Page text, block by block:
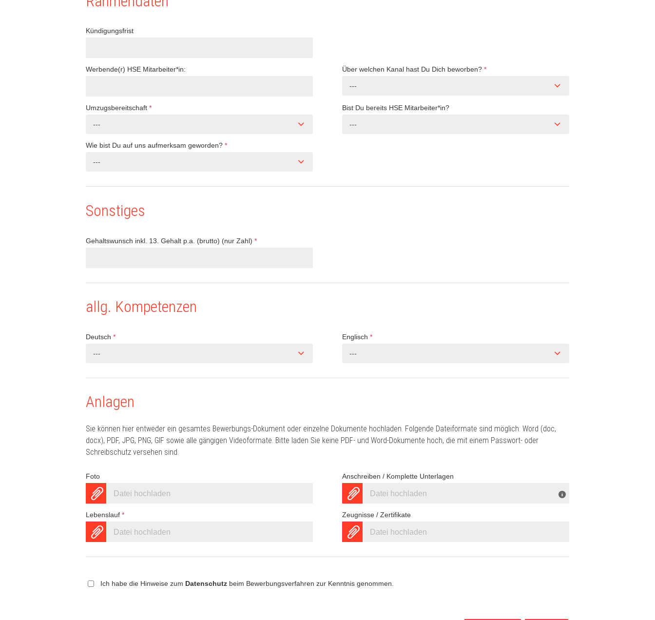
Kündigungsfrist
Werbende(r) HSE Mitarbeiter*in: Über welchen Kanal hast Du Dich beworben? *
---
Umzugsbereitschaft *
---
Bist Du bereits HSE Mitarbeiter*in?
---
Wie bist Du auf uns aufmerksam geworden? *
---
Sonstiges
Gehaltswunsch inkl. 13. Gehalt p.a. (brutto) (nur Zahl) *
allg. Kompetenzen
Deutsch *
---
Englisch *
---
Anlagen
Sie können hier entweder ein gesamtes Bewerbungs-Dokument oder einzelne Dokumente hochladen. Folgende Dateiformate sind möglich: Word (doc,
docx), PDF, JPG, PNG, GIF sowie alle gängigen Videoformate. Bitte laden Sie keine PDF- und Word-Dokumente hoch, die mit einem Passwort- oder
Schreibschutz versehen sind.
Foto
Datei hochladen
Anschreiben / Komplette Unterlagen
Datei hochladen
Lebenslauf *
Datei hochladen
Zeugnisse / Zertifikate
Datei hochladen
Ich habe die Hinweise zum Datenschutz beim Bewerbungsverfahren zur Kenntnis genommen.